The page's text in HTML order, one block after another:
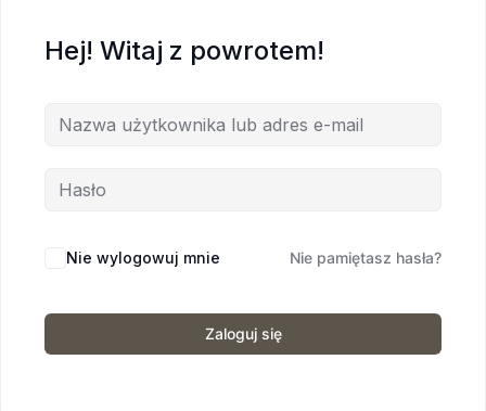
Hej! Witaj z powrotem!
Nie wylogowuj mnie Nie pamiętasz hasła?
Zaloguj się